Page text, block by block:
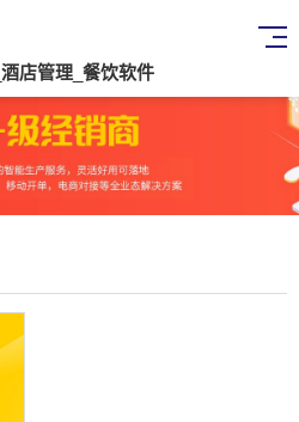
店管理_餐饮软件